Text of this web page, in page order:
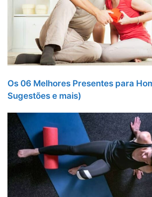
Os 06 Melhores Presentes para
Sugestões e mais)